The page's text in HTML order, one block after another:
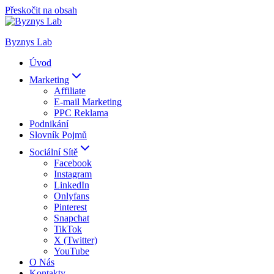
Přeskočit na obsah
Byznys Lab
Úvod
Marketing
Affiliate
E-mail Marketing
PPC Reklama
Podnikání
Slovník Pojmů
Sociální Sítě
Facebook
Instagram
LinkedIn
Onlyfans
Pinterest
Snapchat
TikTok
X (Twitter)
YouTube
O Nás